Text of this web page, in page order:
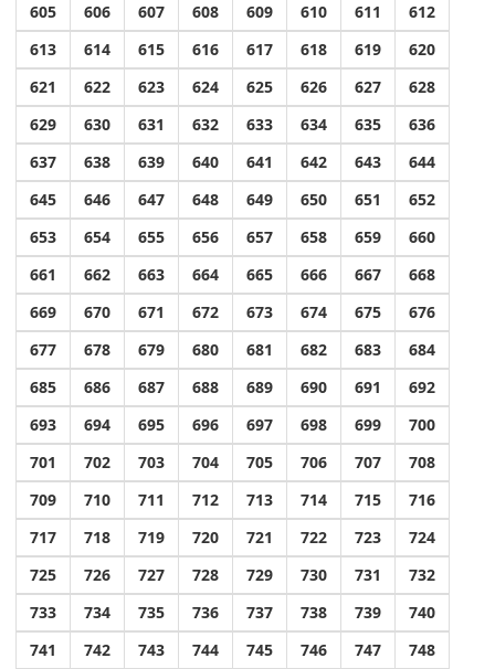
605
606 607 608 609 610 611
612
613
614 615 616 617 618 619
620
621
622 623 624 625 626 627
628
629
630 631 632 633 634 635
636
637
638 639 640 641 642 643
644
645
646 647 648 649 650 651
652
653
654 655 656 657 658 659
660
661
662 663 664 665 666 667
668
669
670 671 672 673 674 675
676
677
678 679 680 681 682 683
684
685
686 687 688 689 690 691
692
693
694 695 696 697 698 699
700
701
702 703 704 705 706 707
708
709
710 711 712 713 714 715
716
717
718 719 720 721 722 723
724
725
726 727 728 729 730 731
732
733
734 735 736 737 738 739
740
741
742 743 744 745 746 747
748